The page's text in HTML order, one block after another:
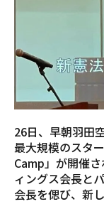
26日、早朝羽田
最大規模のスタ
Camp」が開催
ィングス会長と
会長を偲び、新